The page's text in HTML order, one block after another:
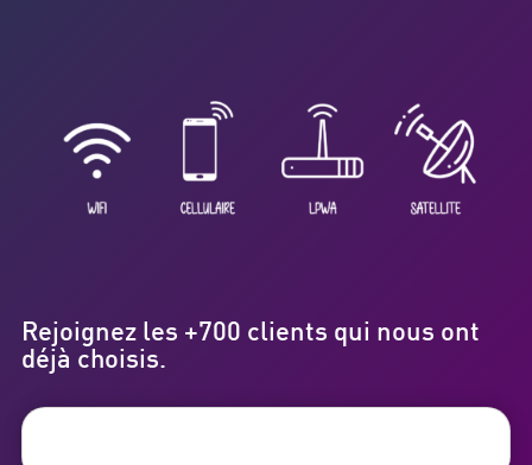
Rejoignez les +700 clients qui nous ont
déjà choisis.